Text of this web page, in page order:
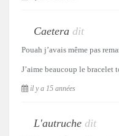
Caetera dit
Pouah j’avais même pas
J’aime beaucoup le bracelet
il y a 15 années
L'autruche dit